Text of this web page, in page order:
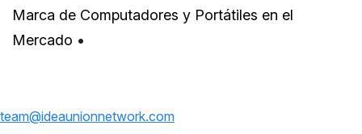
Marca de Computadores y Portátiles en el
Mercado •
team@ideaunionnetwork.com